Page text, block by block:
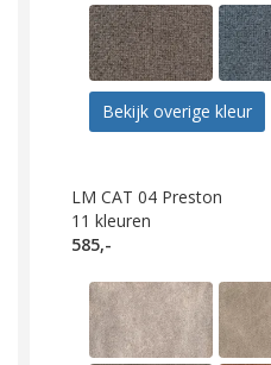
Bekijk overige kleur
LM CAT 04 Preston
11 kleuren
585,-